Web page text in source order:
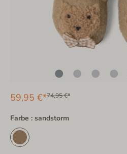
59,95 €*74,95 €*
Farbe : sandstorm